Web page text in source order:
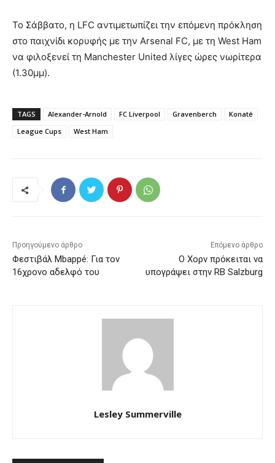
Το Σάββατο, η LFC αντιμετωπίζει την επόμενη πρόκληση
στο παιχνίδι κορυφής με την Arsenal FC, με τη West Ham
να φιλοξενεί τη Manchester United λίγες ώρες νωρίτερα
(1.30μμ).
TAGS Alexander-Arnold FC Liverpool Gravenberch
Konaté
League Cups
West Ham
Προηγούμενο άρθρο
Φεστιβάλ Mbappé: Για τον
16χρονο αδελφό του
Επόμενο άρθρο
Ο Χορν πρόκειται να
υπογράψει στην RB Salzburg
Lesley Summerville